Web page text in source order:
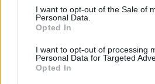
consent section.
I want to opt-out of the Sale of
Personal Data.
Opted In
I want to opt-out of processing
Personal Data for Targeted
Opted In